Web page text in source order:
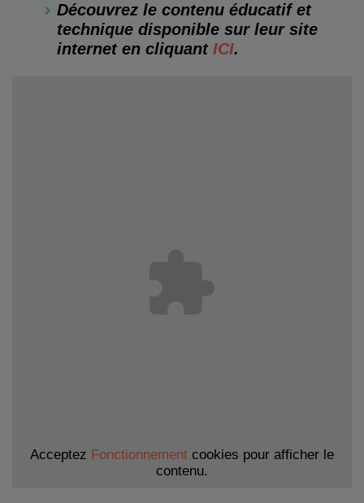
Découvrez le contenu éducatif et
technique disponible sur leur site
internet en cliquant ICI.
Acceptez Fonctionnement cookies pour afficher le
contenu.